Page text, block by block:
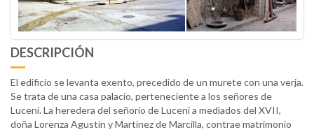
DESCRIPCIÓN
El edificio se levanta exento, precedido de un murete con una verja.
Se trata de una casa palacio, perteneciente a los señores de
Luceni. La heredera del señorío de Luceni a mediados del XVII,
doña Lorenza Agustín y Martínez de Marcilla, contrae matrimonio